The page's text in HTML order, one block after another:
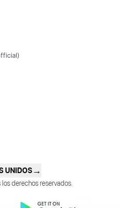
UNIDOS→
derechos reservados.